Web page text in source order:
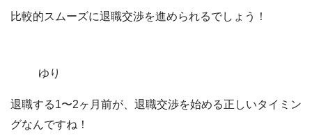
比較的スムーズに退職交渉を進められるでしょう！
ゆり
退職する1〜2ヶ月前が、退職交渉を始める正しいタイミン
グなんですね！